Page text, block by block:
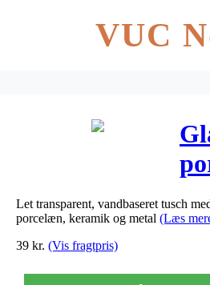
VUC
2-
Let transparent, vandbaseret tusch
porcelæn, keramik og metal (Læs
39 kr. (Vis fragtpris)